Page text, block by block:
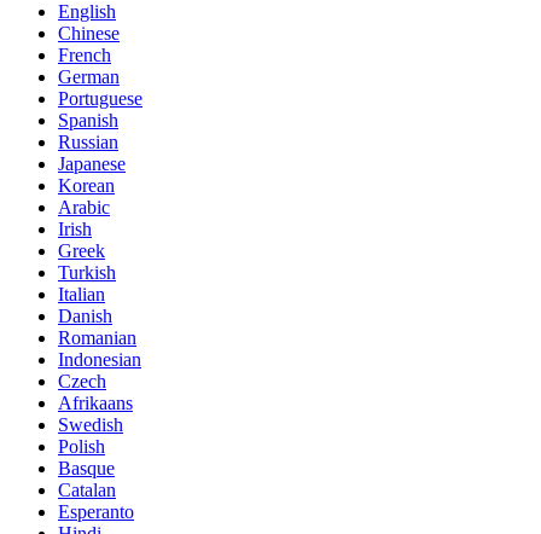
English
Chinese
French
German
Portuguese
Spanish
Russian
Japanese
Korean
Arabic
Irish
Greek
Turkish
Italian
Danish
Romanian
Indonesian
Czech
Afrikaans
Swedish
Polish
Basque
Catalan
Esperanto